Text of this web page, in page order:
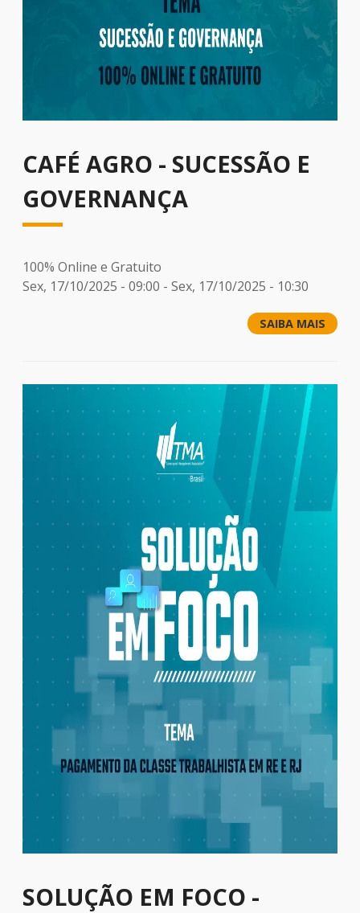
CAFÉ AGRO - SUCESSÃO E
GOVERNANÇA
100% Online e Gratuito
Sex, 17/10/2025 - 09:00 - Sex, 17/10/2025 - 10:30
SAIBA MAIS
SOLUÇÃO EM FOCO -